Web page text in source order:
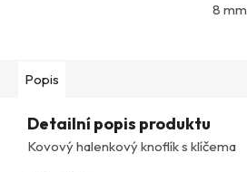
8 mm
Popis
Detailní popis produktu
Kovový halenkový knoflík s klíčema